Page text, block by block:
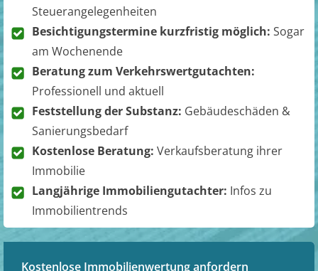
Steuerangelegenheiten
Besichtigungstermine kurzfristig möglich: Sogar
am Wochenende
Beratung zum Verkehrswertgutachten:
Professionell und aktuell
Feststellung der Substanz: Gebäudeschäden &
Sanierungsbedarf
Kostenlose Beratung: Verkaufsberatung ihrer
Immobilie
Langjährige Immobiliengutachter: Infos zu
Immobilientrends
Kostenlose Immobilienwertung anfordern